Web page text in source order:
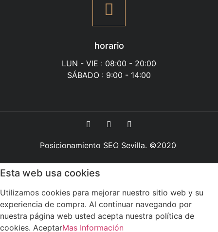
horario
LUN - VIE : 08:00 - 20:00
SÁBADO : 9:00 - 14:00
Posicionamiento SEO Sevilla. ©2020
Esta web usa cookies
Utilizamos cookies para mejorar nuestro sitio web y su
experiencia de compra. Al continuar navegando por
nuestra página web usted acepta nuestra política de
cookies. AceptarMas Información